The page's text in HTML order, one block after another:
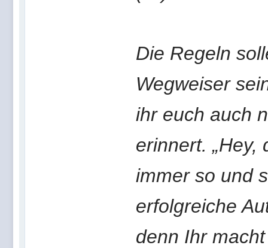
Die Regeln
Wegweiser
ihr euch auch
erinnert.
immer so und
erfolgreiche
denn Ihr